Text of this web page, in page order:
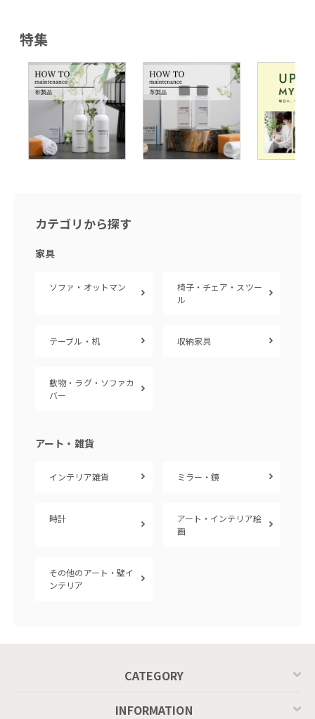
特集
カテゴリから探す
家具
ソファ・オットマン
椅子・チェア・スツー
ル
テーブル・机 収納家具
敷物・ラグ・ソファカ
バー
アート・雑貨
インテリア雑貨 ミラー・鏡
時計
アート・インテリア絵
画
その他のアート・壁イ
ンテリア
CATEGORY
INFORMATION